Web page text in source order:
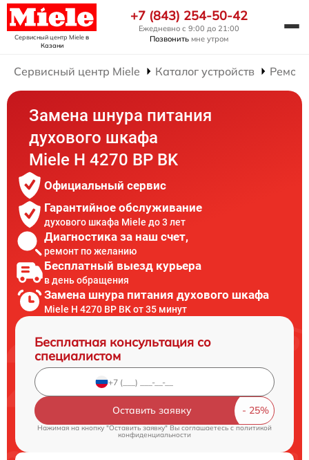
Сервисный центр Mieleв
Казани
+7 (843) 254-50-42
Ежедневно с 9:00 до 21:00
Позвонить мне утром
Сервисный центр Miele Каталог устройств
Замена шнура питания
духового шкафа
Miele H 4270 BP BK
Официальный сервис
Гарантийное обслуживание
духового шкафа Miele до 3 лет
Диагностика за наш счет,
ремонт по желанию
Бесплатный выезд курьера
в день обращения
Замена шнура питания духового шкафа
Miele H 4270 BP BK от 35 минут
Бесплатная консультация со
специалистом
Оставить заявку
Нажимая на кнопку "Оставить заявку" Вы соглашаетесь cполитикой
конфиденциальности